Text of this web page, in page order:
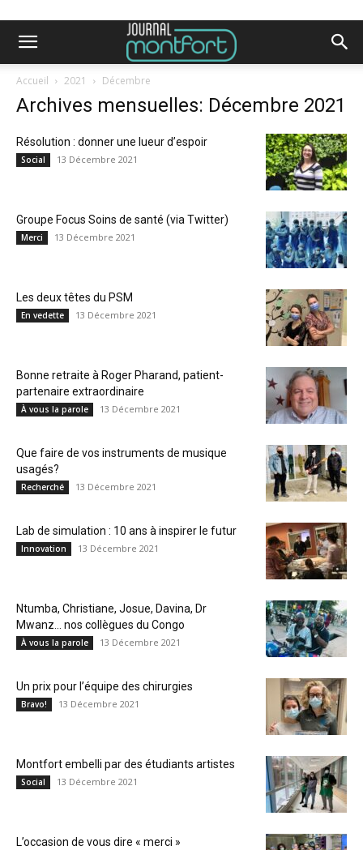
Accueil 2021 Décembre
Archives mensuelles: Décembre 2021
Résolution : donner une lueur d’espoir
Social 13 Décembre 2021
Groupe Focus Soins de santé (via Twitter)
Merci 13 Décembre 2021
Les deux têtes du PSM
En vedette 13 Décembre 2021
Bonne retraite à Roger Pharand, patient-
partenaire extraordinaire
À vous la parole 13 Décembre 2021
Que faire de vos instruments de musique
usagés?
Recherché 13 Décembre 2021
Lab de simulation : 10 ans à inspirer le futur
Innovation 13 Décembre 2021
Ntumba, Christiane, Josue, Davina, Dr
Mwanz… nos collègues du Congo
À vous la parole 13 Décembre 2021
Un prix pour l’équipe des chirurgies
Bravo! 13 Décembre 2021
Montfort embelli par des étudiants artistes
Social 13 Décembre 2021
L’occasion de vous dire « merci »